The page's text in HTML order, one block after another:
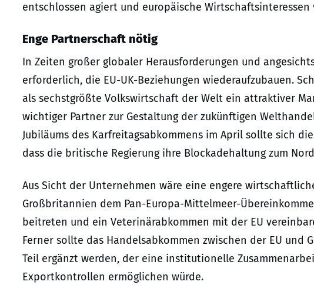
entschlossen agiert und europäische
Enge Partnerschaft nötig
In Zeiten großer globaler Herausforderungen und
erforderlich, die EU-UK-Beziehungen wiederaufzubauen.
als sechstgrößte Volkswirtschaft der Welt ein attraktiver
wichtiger Partner zur Gestaltung der zukünftigen
Jubiläums des Karfreitagsabkommens im April sollte sich
dass die britische Regierung ihre Blockadehaltung zum
Aus Sicht der Unternehmen wäre eine engere
Großbritannien dem Pan-Europa-Mittelmeer-
beitreten und ein Veterinärabkommen mit der EU
Ferner sollte das Handelsabkommen zwischen der EU
Teil ergänzt werden, der eine institutionelle
Exportkontrollen ermöglichen würde.